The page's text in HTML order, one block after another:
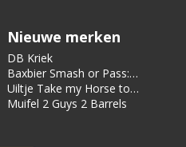
Nieuwe merken
DB Kriek
Baxbier Smash or Pass:
Strata
Uiltje Take my Horse to
the Hotel Room
Muifel 2 Guys 2 Barrels